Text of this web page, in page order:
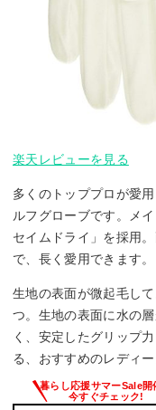
楽天レビューを見る
多くのトッププロが愛
ルフグローブです。メ
セイムドライ」を採用
で、長く愛用できます。
生地の表面が微起毛し
つ。生地の表面に水の
く、安定したグリップ
る、おすすめのレディ